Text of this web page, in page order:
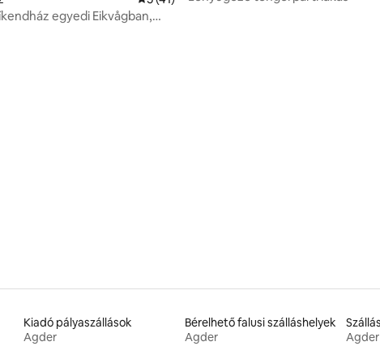
40 vélemény
egyedi Eikvågban,
Kiadó pályaszállások
Agder
Bérelhető falusi szálláshelyek
Agder
Agder